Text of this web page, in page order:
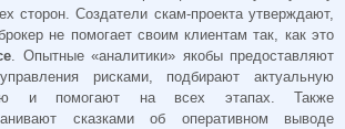
сторон. Создатели скам-проекта утверждают,
не помогает своим клиентам так, как это
. Опытные «аналитики» якобы предоставляют
рисками, подбирают актуальную
и помогают на всех этапах. Также
сказками об оперативном выводе